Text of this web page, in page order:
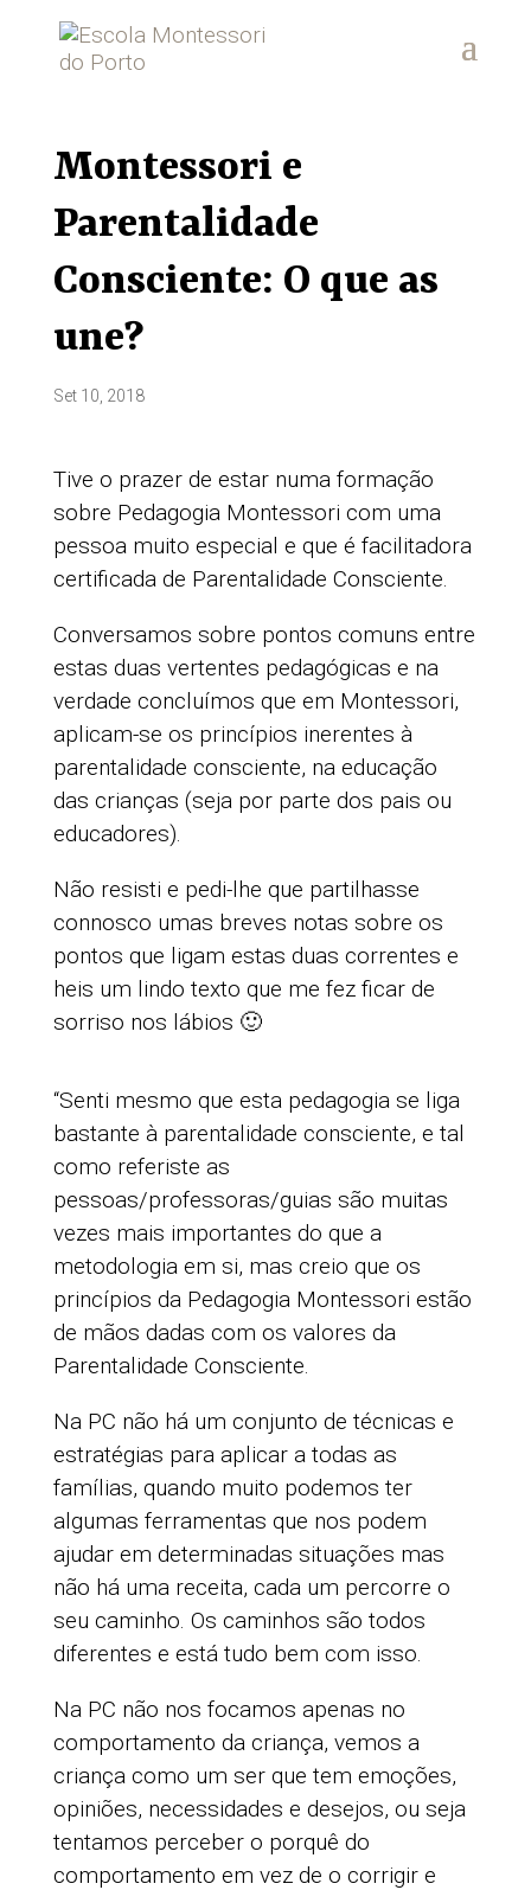
Montessori e
Parentalidade
Consciente: O que as
une?
Set 10, 2018
Tive o prazer de estar numa formação
sobre Pedagogia Montessori com uma
pessoa muito especial e que é facilitadora
certificada de Parentalidade Consciente.
Conversamos sobre pontos comuns entre
estas duas vertentes pedagógicas e na
verdade concluímos que em Montessori,
aplicam-se os princípios inerentes à
parentalidade consciente, na educação
das crianças (seja por parte dos pais ou
educadores).
Não resisti e pedi-lhe que partilhasse
connosco umas breves notas sobre os
pontos que ligam estas duas correntes e
heis um lindo texto que me fez ficar de
sorriso nos lábios 🙂
“Senti mesmo que esta pedagogia se liga
bastante à parentalidade consciente, e tal
como referiste as
pessoas/professoras/guias são muitas
vezes mais importantes do que a
metodologia em si, mas creio que os
princípios da Pedagogia Montessori estão
de mãos dadas com os valores da
Parentalidade Consciente.
Na PC não há um conjunto de técnicas e
estratégias para aplicar a todas as
famílias, quando muito podemos ter
algumas ferramentas que nos podem
ajudar em determinadas situações mas
não há uma receita, cada um percorre o
seu caminho. Os caminhos são todos
diferentes e está tudo bem com isso.
Na PC não nos focamos apenas no
comportamento da criança, vemos a
criança como um ser que tem emoções,
opiniões, necessidades e desejos, ou seja
tentamos perceber o porquê do
comportamento em vez de o corrigir e